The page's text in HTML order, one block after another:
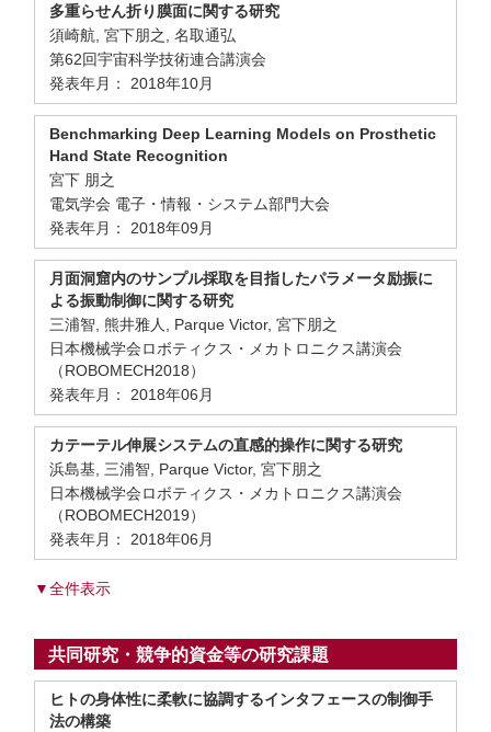
多重らせん折り膜面に関する研究
須崎航, 宮下朋之, 名取通弘
第62回宇宙科学技術連合講演会
発表年月： 2018年10月
Benchmarking Deep Learning Models on Prosthetic
Hand State Recognition
宮下 朋之
電気学会 電子・情報・システム部門大会
発表年月： 2018年09月
月面洞窟内のサンプル採取を目指したパラメータ励振に
よる振動制御に関する研究
三浦智, 熊井雅人, Parque Victor, 宮下朋之
日本機械学会ロボティクス・メカトロニクス講演会
（ROBOMECH2018）
発表年月： 2018年06月
カテーテル伸展システムの直感的操作に関する研究
浜島基, 三浦智, Parque Victor, 宮下朋之
日本機械学会ロボティクス・メカトロニクス講演会
（ROBOMECH2019）
発表年月： 2018年06月
▼全件表示
共同研究・競争的資金等の研究課題
ヒトの身体性に柔軟に協調するインタフェースの制御手
法の構築